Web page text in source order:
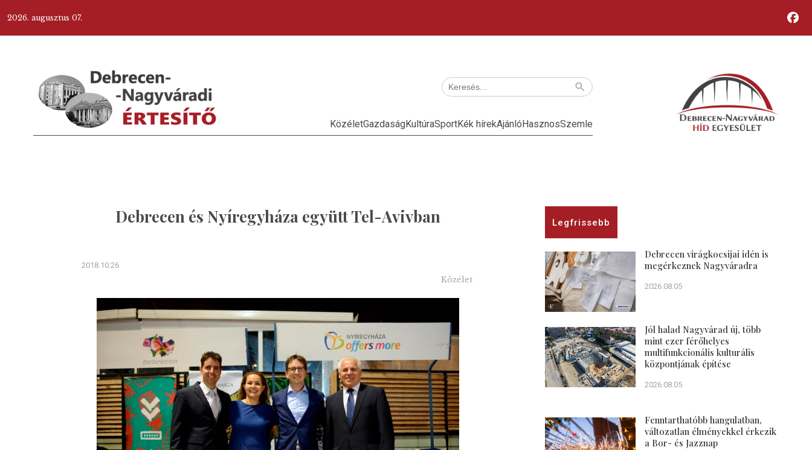
2026. augusztus 07.
KözéletGazdaságKultúraSportKék hírekAjánlóHasznosSzemle
Debrecen és Nyíregyháza együtt Tel-Avivban
2018.10.26
Közélet
Legfrissebb
Debrecen virágkocsijai idén is
megérkeznek Nagyváradra
2026.08.05
Jól halad Nagyvárad új, több
mint ezer férőhelyes
multifunkcionális kulturális
központjának építése
2026.08.05
Fenntarthatóbb hangulatban,
változatlan élményekkel érkezik
a Bor- és Jazznap